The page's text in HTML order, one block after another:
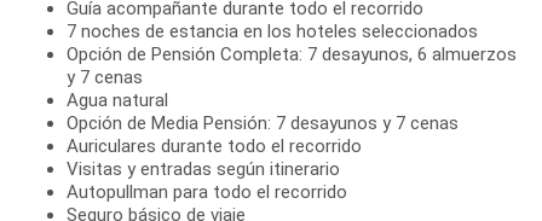
Guía acompañante durante todo el recorrido
7 noches de estancia en los hoteles seleccionados
Opción de Pensión Completa: 7 desayunos, 6 almuerzos
y 7 cenas
Agua natural
Opción de Media Pensión: 7 desayunos y 7 cenas
Auriculares durante todo el recorrido
Visitas y entradas según itinerario
Autopullman para todo el recorrido
Seguro básico de viaje